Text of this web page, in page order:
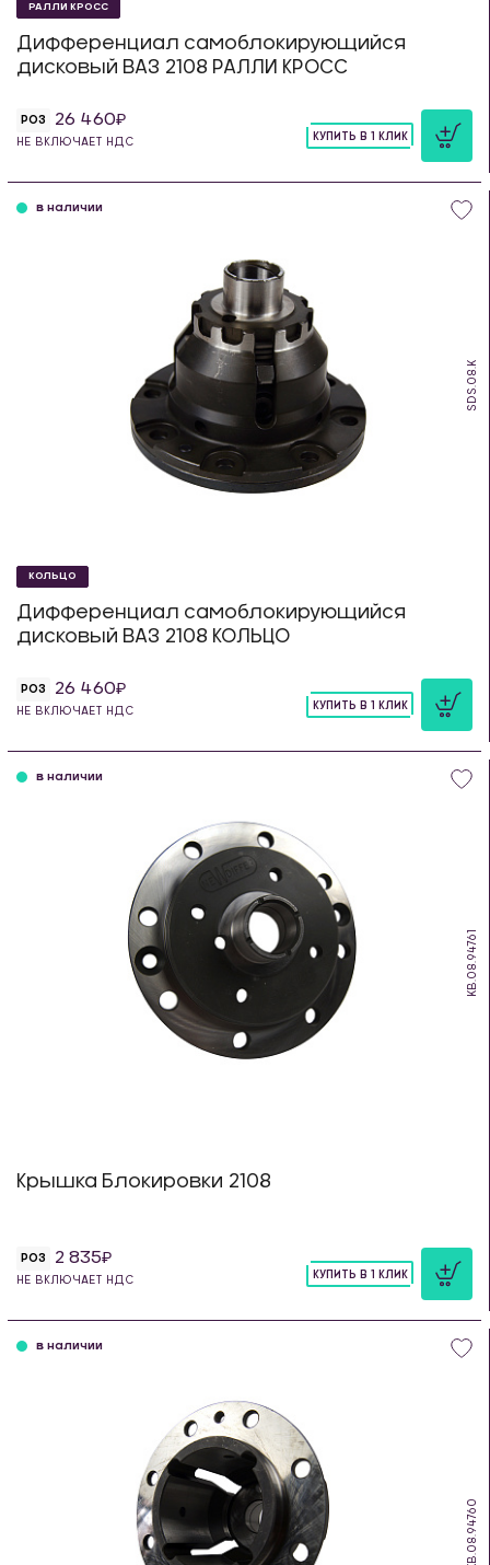
РАЛЛИ КРОСС
Дифференциал самоблокирующийся
дисковый ВАЗ 2108 РАЛЛИ КРОСС
РОЗ 26 460
НЕ ВКЛЮЧАЕТ НДС
КУПИТЬ В 1 КЛИК
SDS.08.K
в наличии
КОЛЬЦО
Дифференциал самоблокирующийся
дисковый ВАЗ 2108 КОЛЬЦО
РОЗ 26 460
НЕ ВКЛЮЧАЕТ НДС
КУПИТЬ В 1 КЛИК
KB.08.94761
в наличии
Крышка Блокировки 2108
РОЗ 2 835
НЕ ВКЛЮЧАЕТ НДС
КУПИТЬ В 1 КЛИК
KB.08.94760
в наличии